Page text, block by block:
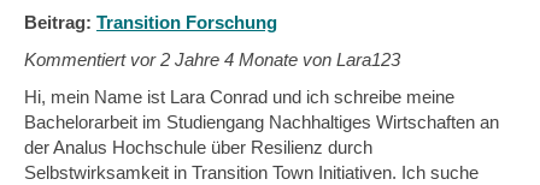
Beitrag: Transition Forschung
Kommentiert vor2 Jahre 4 Monate von Lara123
Hi, mein Name ist Lara Conrad und ich schreibe meine
Bachelorarbeit im Studiengang Nachhaltiges Wirtschaften an
der Analus Hochschule über Resilienz durch
Selbstwirksamkeit in Transition Town Initiativen. Ich suche